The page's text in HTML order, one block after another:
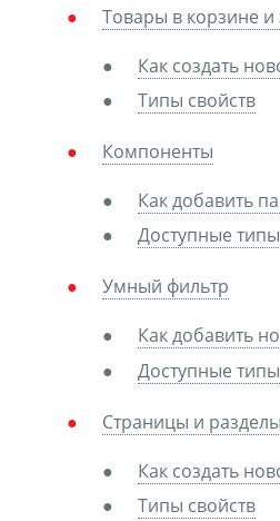
Товары в корзине и
Как создать
Типы свойств
Компоненты
Как добавить
Доступные
Умный фильтр
Как добавить
Доступные типы
Страницы и
Как создать
Типы свойств